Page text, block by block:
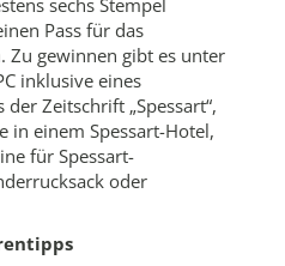
Pass für das
Zu gewinnen gibt es unter
inklusive eines
Zeitschrift „Spessart“,
in einem Spessart-Hotel,
für Spessart-
oder